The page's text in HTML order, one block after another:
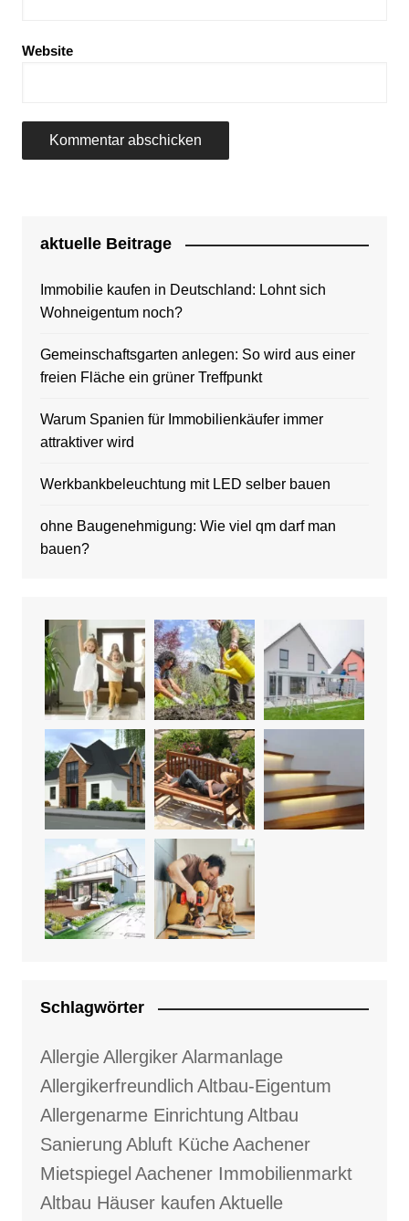
Website
aktuelle Beitrage
Immobilie kaufen in Deutschland: Lohnt sich
Wohneigentum noch?
Gemeinschaftsgarten anlegen: So wird aus einer
freien Fläche ein grüner Treffpunkt
Warum Spanien für Immobilienkäufer immer
attraktiver wird
Werkbankbeleuchtung mit LED selber bauen
ohne Baugenehmigung: Wie viel qm darf man
bauen?
Schlagwörter
AllergieAllergikerAlarmanlage
Allergikerfreundlich Altbau-Eigentum
Allergenarme Einrichtung Altbau
Sanierung Abluft KücheAachener
Mietspiegel Aachener Immobilienmarkt
Altbau Häuser kaufen Aktuelle